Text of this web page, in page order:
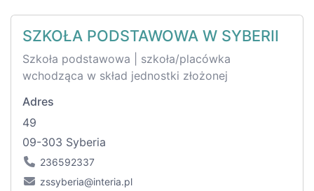
SZKOŁA PODSTAWOWA W SYBERII
Szkoła podstawowa | szkoła/placówka
wchodząca w skład jednostki złożonej
Adres
49
09-303 Syberia
236592337
zssyberia@interia.pl